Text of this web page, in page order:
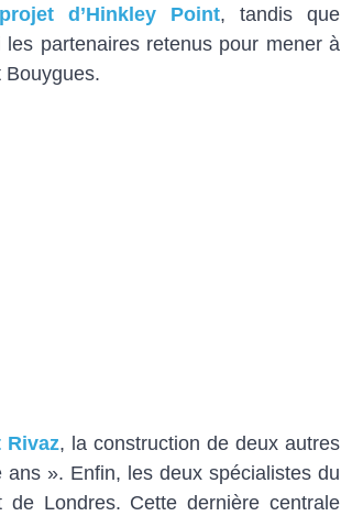
d’Hinkley Point, tandis que
les partenaires retenus pour mener à
Bouygues.
Rivaz, la construction de deux autres
». Enfin, les deux spécialistes du
Londres. Cette dernière centrale